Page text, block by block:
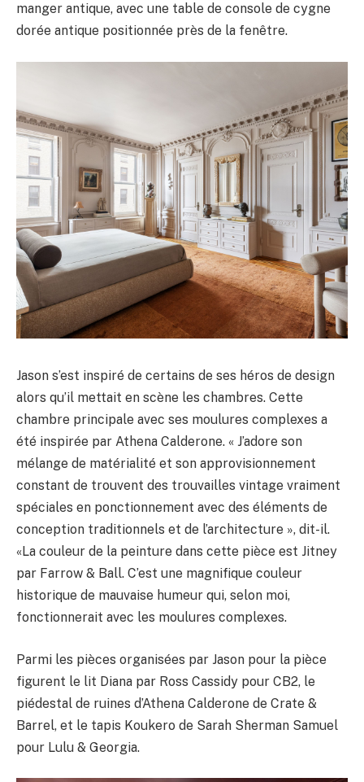
manger antique, avec une table de console de cygne
dorée antique positionnée près de la fenêtre.
Jason s’est inspiré de certains de ses héros de design
alors qu’il mettait en scène les chambres. Cette
chambre principale avec ses moulures complexes a
été inspirée par Athena Calderone. « J’adore son
mélange de matérialité et son approvisionnement
constant de trouvent des trouvailles vintage vraiment
spéciales en ponctionnement avec des éléments de
conception traditionnels et de l’architecture », dit-il.
«La couleur de la peinture dans cette pièce est Jitney
par Farrow & Ball. C’est une magnifique couleur
historique de mauvaise humeur qui, selon moi,
fonctionnerait avec les moulures complexes.
Parmi les pièces organisées par Jason pour la pièce
figurent le lit Diana par Ross Cassidy pour CB2, le
piédestal de ruines d’Athena Calderone de Crate &
Barrel, et le tapis Koukero de Sarah Sherman Samuel
pour Lulu & Georgia.